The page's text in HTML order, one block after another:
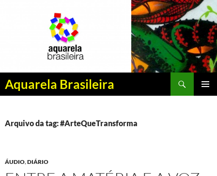
Aquarela Brasileira
Pesquisar
PULAR
CONTEÚDO
Arquivo da tag: #ArteQueTransforma
ÁUDIO,DIÁRIO